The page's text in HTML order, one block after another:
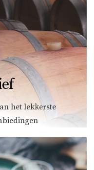
het lekkerste